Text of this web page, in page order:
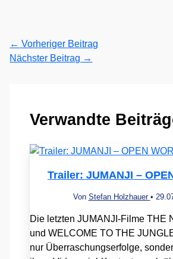
← Vorheriger Beitrag
Nächster Beitrag →
Verwandte
Trailer: JUMANJI –
Von Stefan Holzhauer •
Die letzten JUMANJI-Filme THE
und WELCOME TO THE
nur Überraschungserfolge,